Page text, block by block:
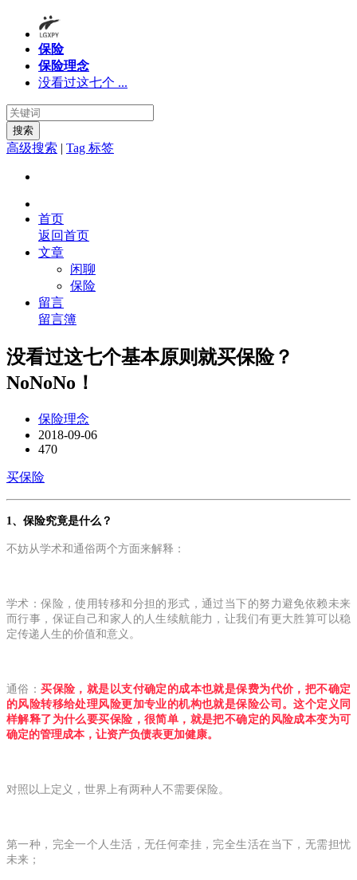
保险
保险理念
没看过这七个 ...
搜索
高级搜索 | Tag 标签
首页
返回首页
文章
闲聊
保险
留言
留言簿
没看过这七个基本原则就买保险？
NoNoNo！
保险理念
2018-09-06
470
买保险
1、保险究竟是什么？
不妨从学术和通俗两个方面来解释：
学术：保险，使用转移和分担的形式，通过当下的努力避免依赖未来
而行事，保证自己和家人的人生续航能力，让我们有更大胜算可以稳
定传递人生的价值和意义。
通俗：买保险，就是以支付确定的成本也就是保费为代价，把不确定
的风险转移给处理风险更加专业的机构也就是保险公司。这个定义同
样解释了为什么要买保险，很简单，就是把不确定的风险成本变为可
确定的管理成本，让资产负债表更加健康。
对照以上定义，世界上有两种人不需要保险。
第一种，完全一个人生活，无任何牵挂，完全生活在当下，无需担忧
未来；